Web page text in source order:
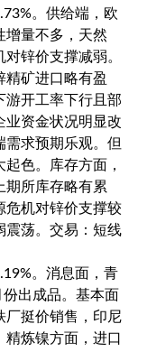
。供给端，欧
增量不多，天然
锌价支撑减弱。
精矿进口略有盈
游开工率下行且部
业资金状况明显改
需求预期乐观。但
色。库存方面，
期所库存略有累
危机对锌价支撑较
震荡。交易：短线
。消息面，青
出成品。基本面
厂挺价销售，印尼
炼镍方面，进口